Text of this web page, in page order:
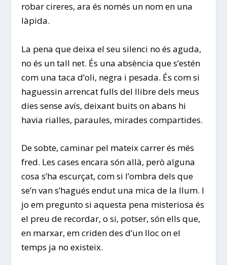
robar cireres, ara és només un nom en una
làpida.
La pena que deixa el seu silenci no és aguda,
no és un tall net. És una absència que s’estén
com una taca d’oli, negra i pesada. És com si
haguessin arrencat fulls del llibre dels meus
dies sense avís, deixant buits on abans hi
havia rialles, paraules, mirades compartides.
De sobte, caminar pel mateix carrer és més
fred. Les cases encara són allà, però alguna
cosa s’ha escurçat, com si l’ombra dels que
se’n van s’hagués endut una mica de la llum. I
jo em pregunto si aquesta pena misteriosa és
el preu de recordar, o si, potser, són ells que,
en marxar, em criden des d’un lloc on el
temps ja no existeix.